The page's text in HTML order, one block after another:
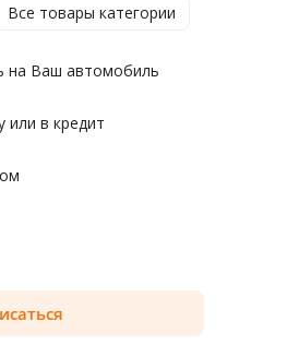
Все товары категории
на Ваш автомобиль
или в кредит